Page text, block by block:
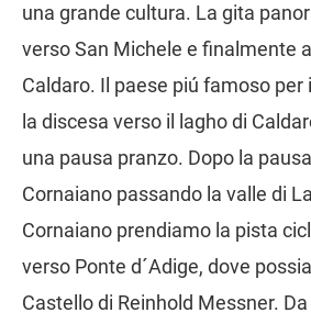
una grande cultura. La gita
verso San Michele e finalmente
Caldaro. Il paese piú famoso per
la discesa verso il lagho di
una pausa pranzo. Dopo la
Cornaiano passando la valle di
Cornaiano prendiamo la pista
verso Ponte d´Adige, dove
Castello di Reinhold Messner.